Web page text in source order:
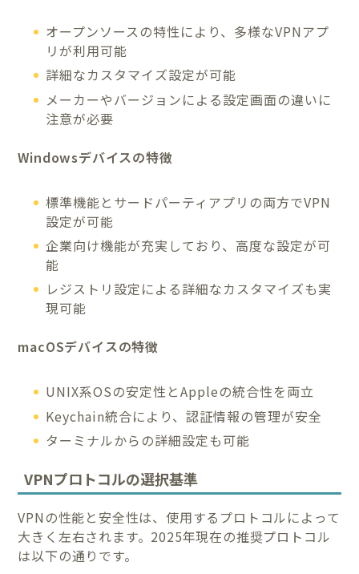
オープンソースの特性により、多様なVPNアプ
リが利用可能
詳細なカスタマイズ設定が可能
メーカーやバージョンによる設定画面の違いに
注意が必要
Windowsデバイスの特徴
標準機能とサードパーティアプリの両方でVPN
設定が可能
企業向け機能が充実しており、高度な設定が可
能
レジストリ設定による詳細なカスタマイズも実
現可能
macOSデバイスの特徴
UNIX系OSの安定性とAppleの統合性を両立
Keychain統合により、認証情報の管理が安全
ターミナルからの詳細設定も可能
VPNプロトコルの選択基準
VPNの性能と安全性は、使用するプロトコルによって
大きく左右されます。2025年現在の推奨プロトコル
は以下の通りです。